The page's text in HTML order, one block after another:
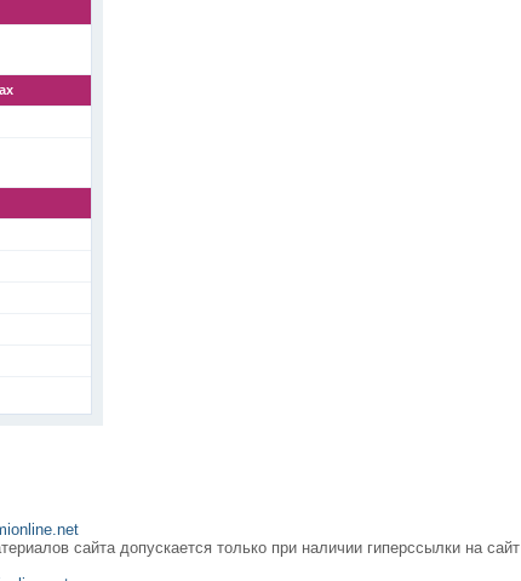
сайта допускается только при наличии гиперссылки на сайт